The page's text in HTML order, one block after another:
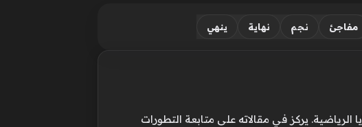
مفاجئ نجم نهاية ينهي
يركز في مقالاته على متابعة التطورات